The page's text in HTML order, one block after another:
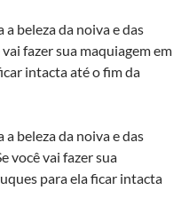
beleza da noiva e das
fazer sua maquiagem em
intacta até o fim da
beleza da noiva e das
você vai fazer sua
para ela ficar intacta